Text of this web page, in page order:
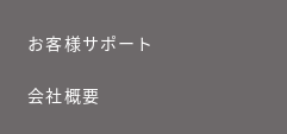
お客様サポート
会社概要